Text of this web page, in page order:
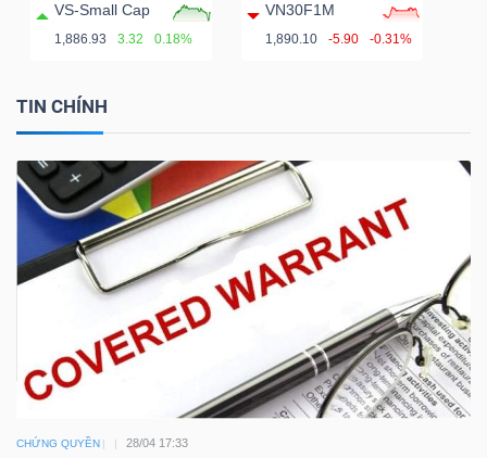
VS-Small Cap
1,886.93 3.32 0.18%
VN30F1M
1,890.10 -5.90 -0.31%
TIN CHÍNH
CHỨNG QUYỀN 28/04 17:33
Sách
Công
cụ